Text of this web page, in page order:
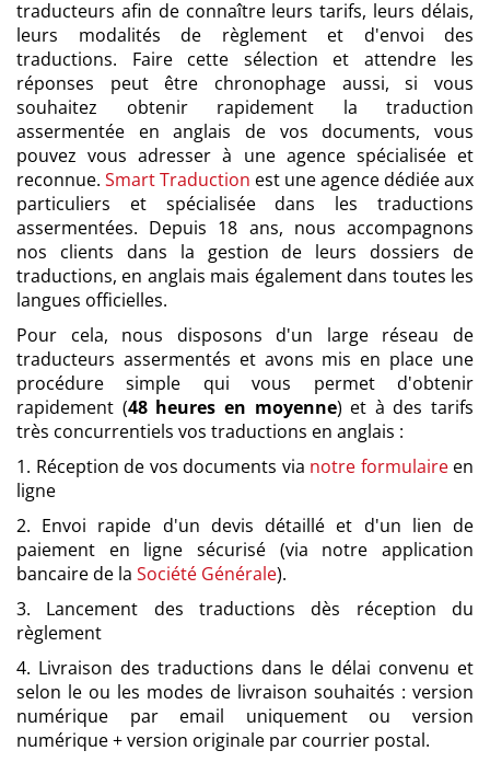
traducteurs afin de connaître leurs tarifs, leurs délais,
leurs modalités de règlement et d'envoi des
traductions. Faire cette sélection et attendre les
réponses peut être chronophage aussi, si vous
souhaitez obtenir rapidement la traduction
assermentée en anglais de vos documents, vous
pouvez vous adresser à une agence spécialisée et
reconnue. Smart Traduction est une agence dédiée aux
particuliers et spécialisée dans les traductions
assermentées. Depuis 18 ans, nous accompagnons
nos clients dans la gestion de leurs dossiers de
traductions, en anglais mais également dans toutes les
langues officielles.
Pour cela, nous disposons d'un large réseau de
traducteurs assermentés et avons mis en place une
procédure simple qui vous permet d'obtenir
rapidement (48 heures en moyenne) et à des tarifs
très concurrentiels vos traductions en anglais :
1. Réception de vos documents via notre formulaireen
ligne
2. Envoi rapide d'un devis détaillé et d'un lien de
paiement en ligne sécurisé (via notre application
bancaire de la Société Générale).
3. Lancement des traductions dès réception du
règlement
4. Livraison des traductions dans le délai convenu et
selon le ou les modes de livraison souhaités : version
numérique par email uniquement ou version
numérique + version originale par courrier postal.